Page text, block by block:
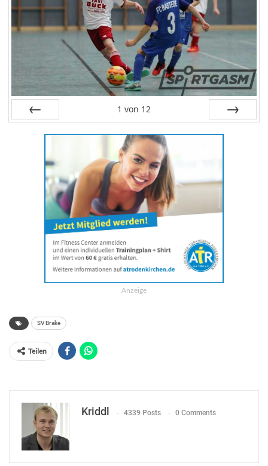
1 von 12
Anzeige
SV Brake
Teilen
Kriddl 4339 Posts 0 Comments